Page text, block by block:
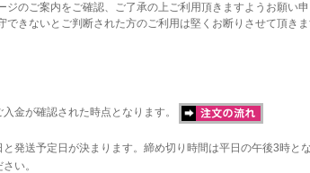
のご案内をご確認、ご了承の上ご利用頂きますようお願い申
きないとご判断された方のご利用は堅くお断りさせて頂きま
金が確認された時点となります。
発送予定日が決まります。締め切り時間は平日の午後3時と
い。